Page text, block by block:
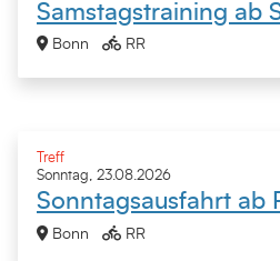
Samstagstraining ab
Bonn RR
Treff
Sonntag, 23.08.2026
Sonntagsausfahrt ab
Bonn RR